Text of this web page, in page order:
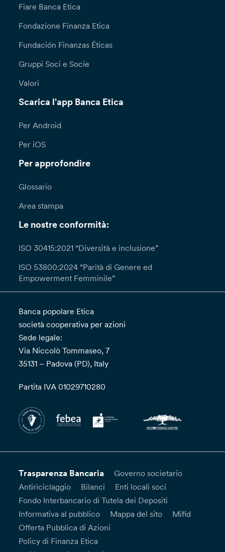
Fiare Banca Etica
Fondazione Finanza Etica
Fundación Finanzas Éticas
Gruppi Soci e Socie
Valori
Scarica l'app Banca Etica
Per Android
Per iOS
Per approfondire
Glossario
Area stampa
Le nostre conformità:
ISO 30415:2021 “Diversità e inclusione”
ISO 53800:2024 “Parità di Genere ed
Empowerment Femminile”
Banca popolare Etica
società cooperativa per azioni
Sede legale:
Via Niccolò Tommaseo, 7
35131 – Padova (PD), Italy
Partita IVA 01029710280
Trasparenza Bancaria
Governo societario
Antiriciclaggio
Bilanci
Enti locali soci
Fondo Interbancario di Tutela dei Depositi
Informativa al pubblico
Mappa del sito
Mifid
Offerta Pubblica di Azioni
Policy di Finanza Etica